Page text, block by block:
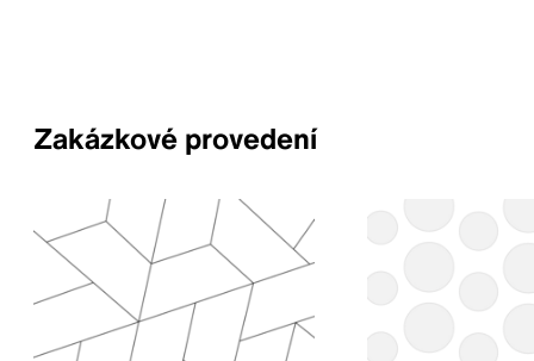
Zakázkové provedení